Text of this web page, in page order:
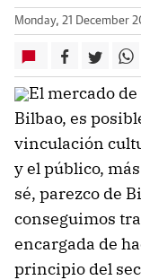
Monday, 21 December
El mercado
Bilbao, es
vinculación
y el público,
sé, parezco de
conseguimos
encargada de
principio del